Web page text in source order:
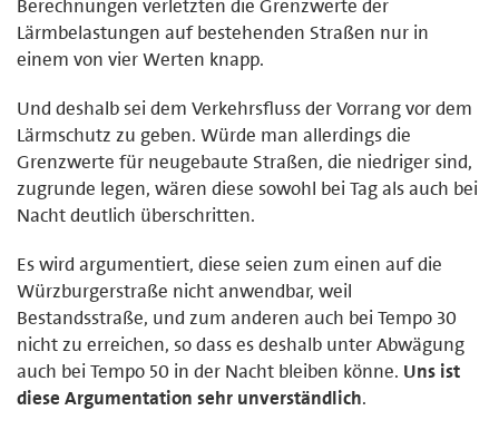
Berechnungen verletzten die Grenzwerte der
Lärmbelastungen auf bestehenden Straßen nur in
einem von vier Werten knapp.
Und deshalb sei dem Verkehrsfluss der Vorrang vor dem
Lärmschutz zu geben. Würde man allerdings die
Grenzwerte für neugebaute Straßen, die niedriger sind,
zugrunde legen, wären diese sowohl bei Tag als auch bei
Nacht deutlich überschritten.
Es wird argumentiert, diese seien zum einen auf die
Würzburgerstraße nicht anwendbar, weil
Bestandsstraße, und zum anderen auch bei Tempo 30
nicht zu erreichen, so dass es deshalb unter Abwägung
auch bei Tempo 50 in der Nacht bleiben könne. Uns ist
diese Argumentation sehr unverständlich.